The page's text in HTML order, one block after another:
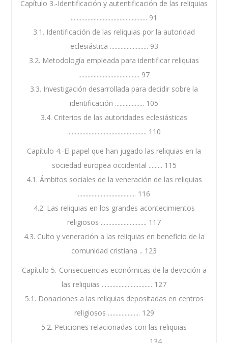
Capítulo 3.-Identificación y autentificación de las reliquias
.................................................. 91
3.1. Identificación de las reliquias por la autoridad
eclesiástica ......................... 93
3.2. Metodología empleada para identificar reliquias
........................................ 97
3.3. Investigación desarrollada para decidir sobre la
identificación ................... 105
3.4. Criterios de las autoridades eclesiásticas
.................................................... 110
Capítulo 4.-El papel que han jugado las reliquias en la
sociedad europea occidental ......... 115
4.1. Ámbitos sociales de la veneración de las reliquias
...................................... 116
4.2. Las reliquias en los grandes acontecimientos
religiosos .............................. 117
4.3. Culto y veneración a las reliquias en beneficio de la
comunidad cristiana .. 123
Capítulo 5.-Consecuencias económicas de la devoción a
las reliquias ................................. 127
5.1. Donaciones a las reliquias depositadas en centros
religiosos ..................... 129
5.2. Peticiones relacionadas con las reliquias